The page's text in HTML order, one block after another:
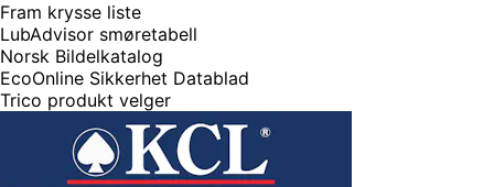
Fram krysse liste
LubAdvisor smøretabell
Norsk Bildelkatalog
EcoOnline Sikkerhet Datablad
Trico produkt velger